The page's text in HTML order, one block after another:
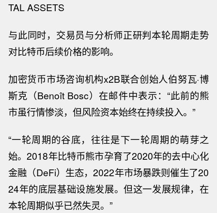
TAL ASSETS
与此同时，交易员与分析师正研判本轮周期走势
对比特币后续价格的影响。
加密货币市场咨询机构x2B联合创始人伯努瓦·博
斯克 （Benoît Bosc）在邮件中表示： “此前的熊
市虽行情惨淡，但风险资本始终在持续投入。 ”
“一轮周期的谷底，往往是下一轮周期的萌芽之
始。2018年比特币熊市孕育了2020年的去中心化
金融 （DeFi） 生态，2022年市场暴跌则催生了20
24年的底层基础设施发展。但这一发展规律，在
本轮周期似乎已然失灵。 ”